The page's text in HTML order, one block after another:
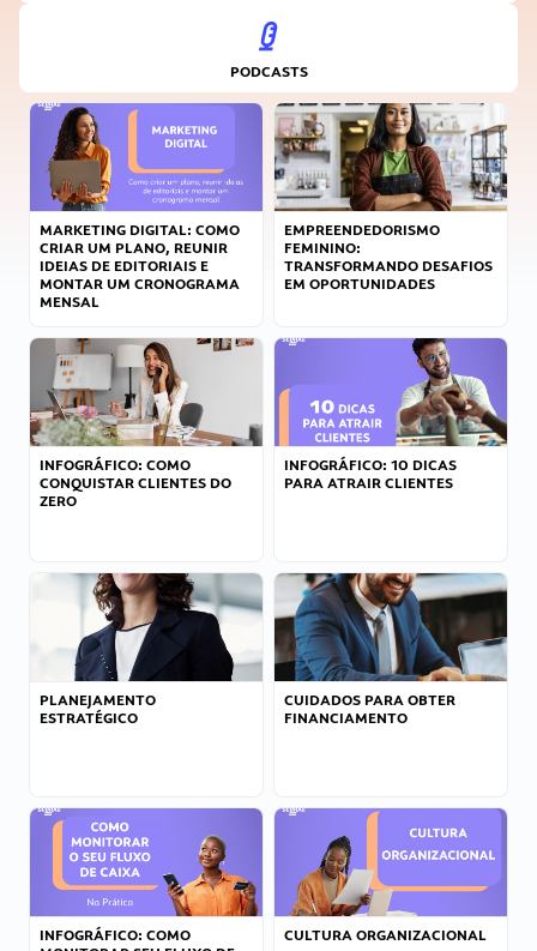
PODCASTS
MARKETING DIGITAL: COMO
CRIAR UM PLANO, REUNIR
IDEIAS DE EDITORIAIS E
MONTAR UM CRONOGRAMA
MENSAL
EMPREENDEDORISMO
FEMININO:
TRANSFORMANDO DESAFIOS
EM OPORTUNIDADES
INFOGRÁFICO: COMO
CONQUISTAR CLIENTES DO
ZERO
INFOGRÁFICO: 10 DICAS
PARA ATRAIR CLIENTES
PLANEJAMENTO
ESTRATÉGICO
CUIDADOS PARA OBTER
FINANCIAMENTO
INFOGRÁFICO: COMO
CULTURA ORGANIZACIONAL